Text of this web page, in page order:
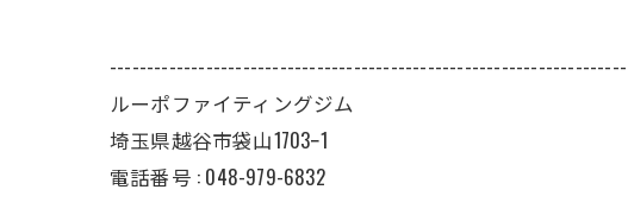
----------------------------------------------------------------------
ルーポファイティングジム
埼玉県越谷市袋山1703ｰ1
電話番号 : 048-979-6832